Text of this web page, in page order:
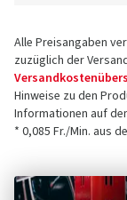
Alle Preisangaben
zuzüglich der
Hinweise zu den
Informationen auf
* 0,085 Fr./Min. aus